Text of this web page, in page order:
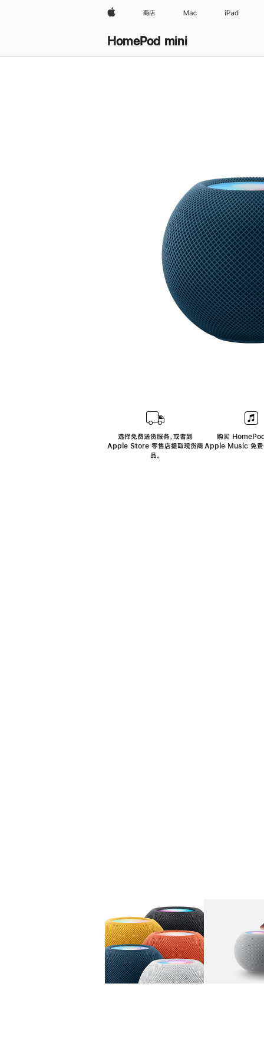
Apple 商店 Mac iPad
HomePod mini
选择免费送货服务，或者到
Apple Store 零售店提取现货商
品。
购买
Apple Music 免费
图库 图像 1